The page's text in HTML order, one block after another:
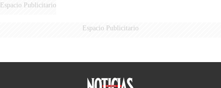
Espacio Publicitario
Espacio Publicitario